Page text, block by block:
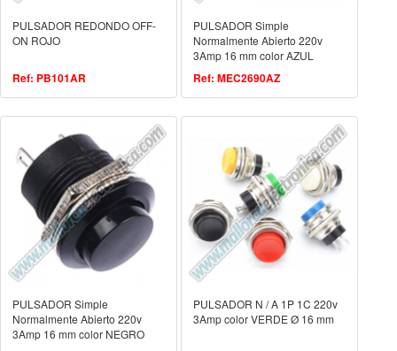
PULSADOR REDONDO OFF-
ON ROJO
Ref: PB101AR
PULSADOR Simple
Normalmente Abierto 220v
3Amp 16 mm color AZUL
Ref: MEC2690AZ
PULSADOR Simple
Normalmente Abierto 220v
3Amp 16 mm color NEGRO
PULSADOR N / A 1P 1C 220v
3Amp color VERDE Ø 16 mm